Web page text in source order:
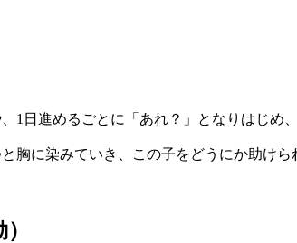
1日進めるごとに「あれ？」となりはじめ
胸に染みていき、この子をどうにか助けら